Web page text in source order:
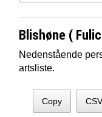
Blishøne (
Nedenstående
artsliste.
Copy CSV